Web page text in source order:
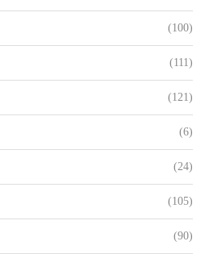
(100)
(111)
(121)
(6)
(24)
(105)
(90)